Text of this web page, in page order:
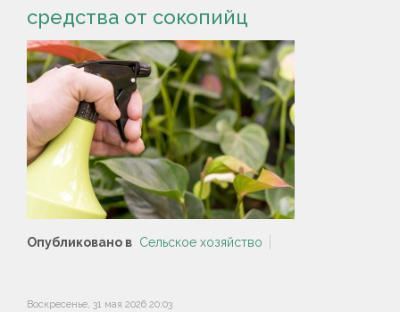
средства от сокопийц
Опубликовано в Сельское хозяйство
Воскресенье, 31 мая 2026 20:03